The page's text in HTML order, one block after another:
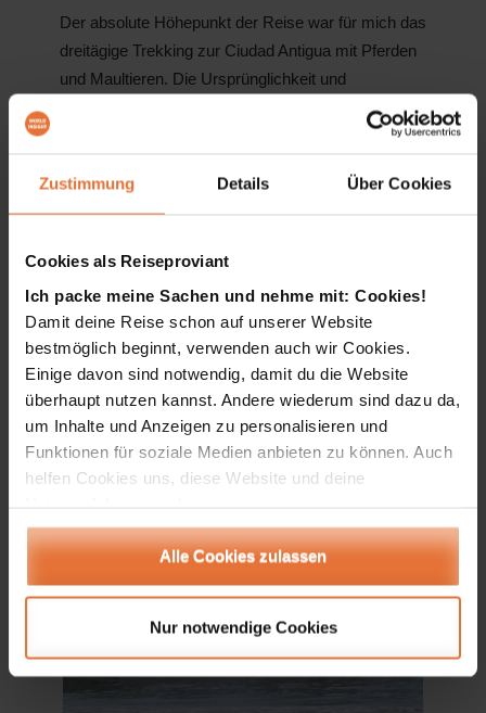
Zustimmung Details Über Cookies
Cookies als Reiseproviant
Ich packe meine Sachen und nehme mit: Cookies!
Damit deine Reise schon auf unserer Website
bestmöglich beginnt, verwenden auch wir Cookies.
Einige davon sind notwendig, damit du die Website
überhaupt nutzen kannst. Andere wiederum sind dazu da,
um Inhalte und Anzeigen zu personalisieren und
Funktionen für soziale Medien anbieten zu können. Auch
helfen Cookies uns, diese Website und deine
Alle Cookies zulassen
Nur notwendige Cookies
Der absolute Höhepunkt der Reise war für mich das
dreitägige Trekking zur Ciudad Antigua mit Pferden
und Maultieren. Die Ursprünglichkeit und
Natürlichkeit der Landschaft und der angetroffenen
Hier bewegten wir uns einige Tage abseits von
Hofzufahrt und in einem Lager an einem Fluss
waren einzigartig und ich schätze diesen Teil der
Reise als ganz besonders authentisch und
wertvoll! Bei diesem Trekking hatte ich den
Eindruck, dass mein Geld genau dort ankommt, wo
es sollte.
Zum Schluss konnte ich noch den karibischen Ort
Palomino kennenlernen und seinen Traumstrand
strömender Fluss in das Meer. In seinem kühleren
Wasser und auf einem darüber liegenden
Baumstamm konnte ich noch einmal „meine Seele
baumeln lassen“.